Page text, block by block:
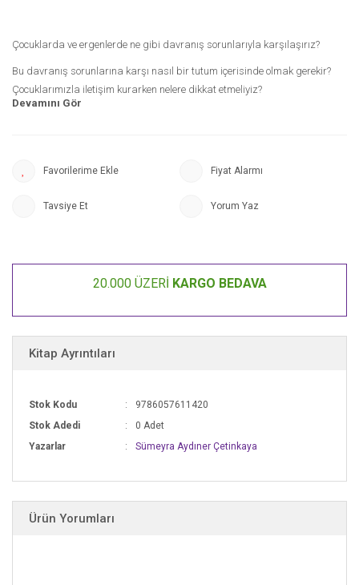
Çocuklarda ve ergenlerde ne gibi davranış sorunlarıyla karşılaşırız?
Bu davranış sorunlarına karşı nasıl bir tutum içerisinde olmak gerekir?
Çocuklarımızla iletişim kurarken nelere dikkat etmeliyiz?
zorlandığı en yaygın davranış sorunlarını bu kitapta soru-cevap şeklinde,
doğru tutumun nasıl olması gerektiği, sınır koyma, model olma, iletişim
Fiyat Alarmı
Tavsiye Et Yorum Yaz
20.000 ÜZERİ KARGO BEDAVA
Kitap Ayrıntıları
Stok Kodu
9786057611420
Stok Adedi
0 Adet
Yazarlar
Sümeyra Aydıner Çetinkaya
Ürün Yorumları